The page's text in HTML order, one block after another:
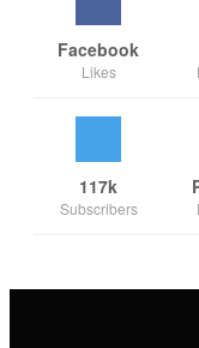
Facebook
Likes
117k
Subscribers